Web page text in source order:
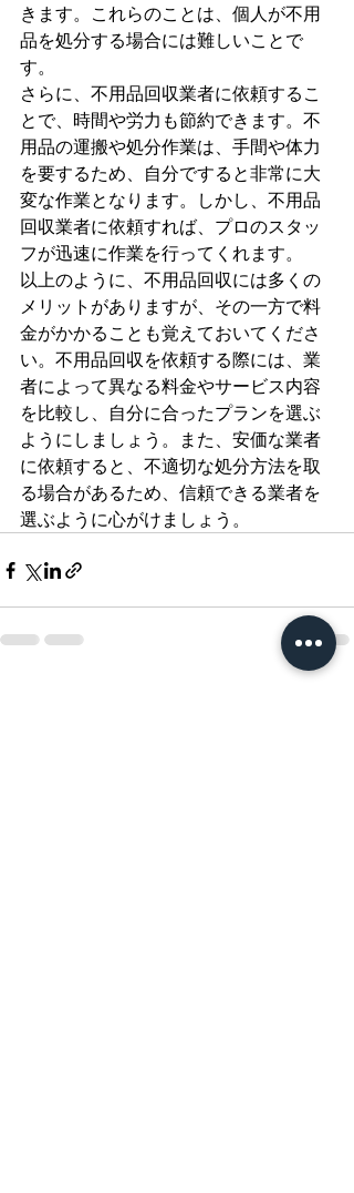
きます。これらのことは、個人が不用
品を処分する場合には難しいことで
す。
さらに、不用品回収業者に依頼するこ
とで、時間や労力も節約できます。不
用品の運搬や処分作業は、手間や体力
を要するため、自分ですると非常に大
変な作業となります。しかし、不用品
回収業者に依頼すれば、プロのスタッ
フが迅速に作業を行ってくれます。
以上のように、不用品回収には多くの
メリットがありますが、その一方で料
金がかかることも覚えておいてくださ
い。不用品回収を依頼する際には、業
者によって異なる料金やサービス内容
を比較し、自分に合ったプランを選ぶ
ようにしましょう。また、安価な業者
に依頼すると、不適切な処分方法を取
る場合があるため、信頼できる業者を
選ぶように心がけましょう。